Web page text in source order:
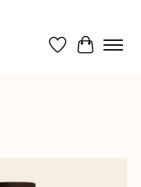
Lista de deseos
Cesta